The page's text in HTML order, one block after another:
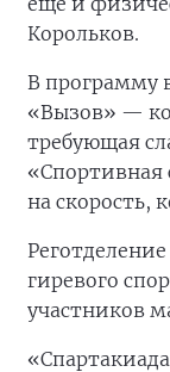
Корольков.
В программу
«Вызов» —
требующая
на скорость,
гиревого
участников